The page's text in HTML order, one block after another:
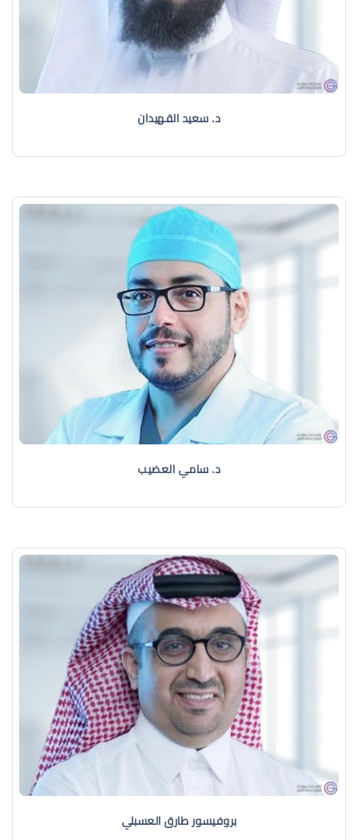
د. سعيد القهيدان
د. سامي العضيب
بروفيسور طارق العسبلي